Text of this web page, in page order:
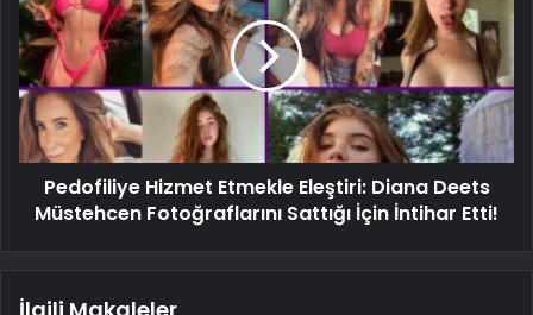
Pedofiliye Hizmet Etmekle Eleştiri: Diana Deets
Müstehcen Fotoğraflarını Sattığı İçin İntihar Etti!